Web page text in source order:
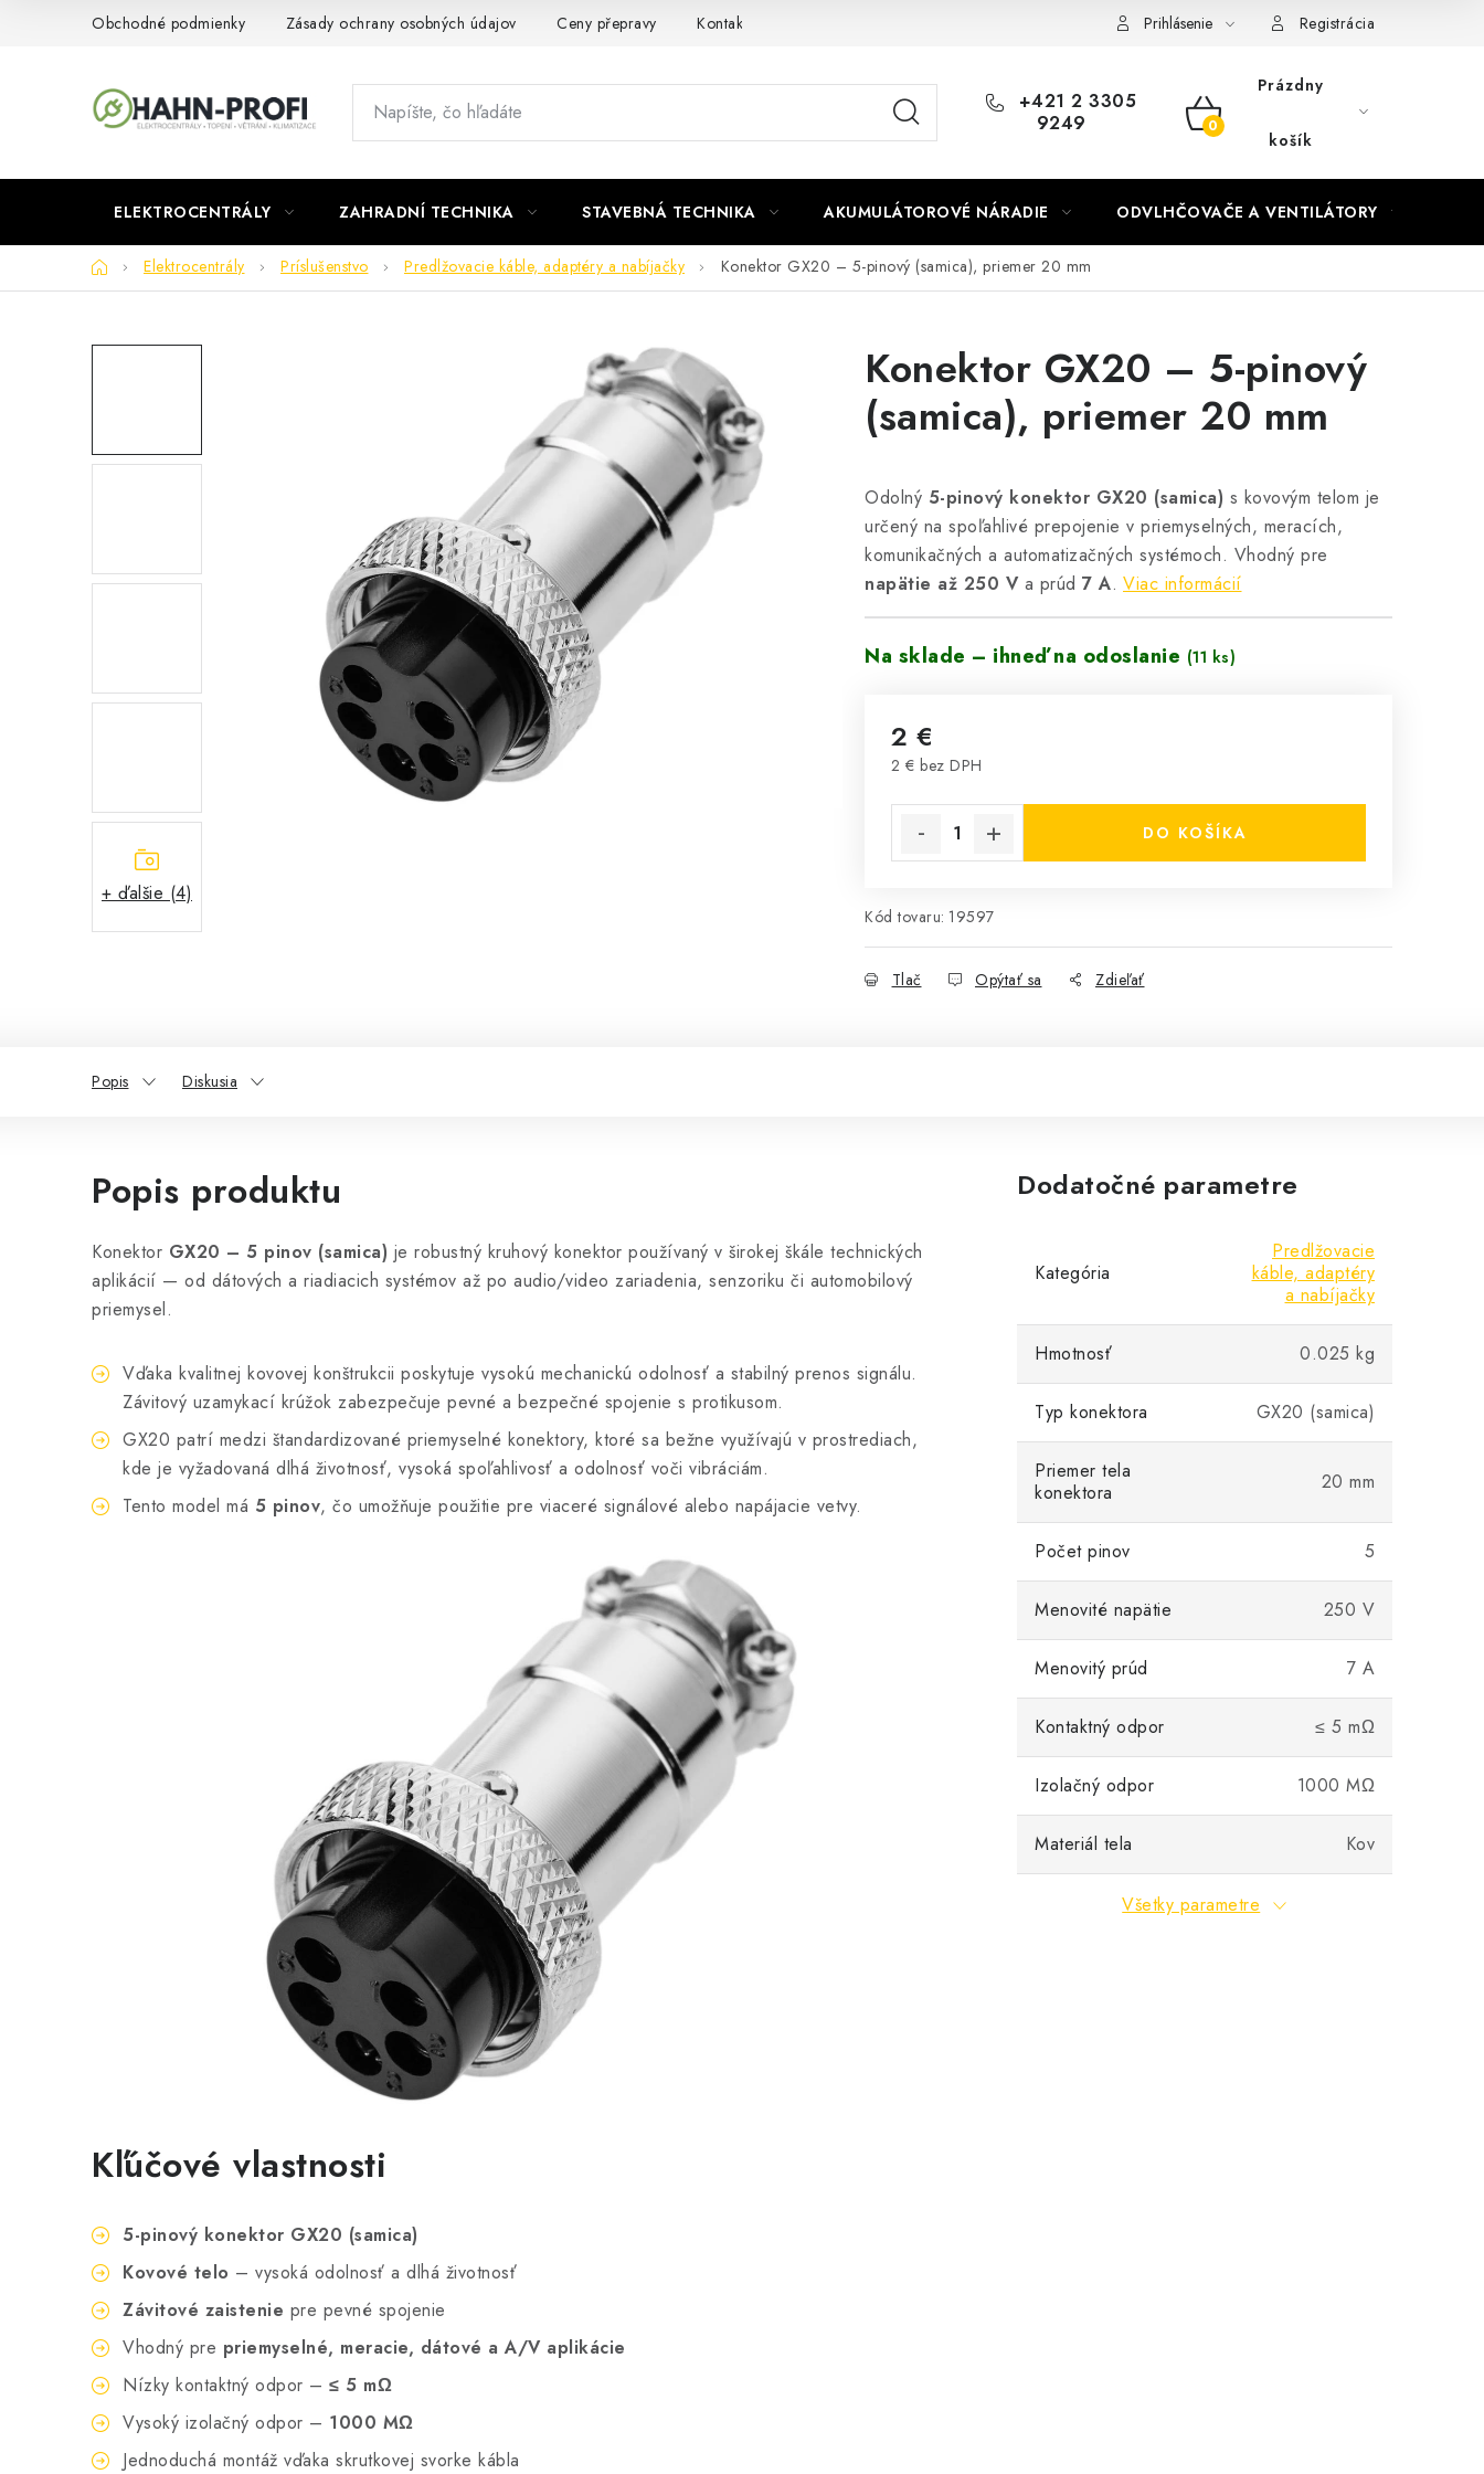
Obchodné podmienky Zásady ochrany osobných údajov Ceny přepravy Kontakty Prihlásenie Registrácia
+421 2 3305
9249
NÁKUPNÝ
Prázdny
košík
ELEKTROCENTRÁLY ZAHRADNÍ TECHNIKA STAVEBNÁ TECHNIKA AKUMULÁTOROVÉ NÁRADIE ODVLHČOVAČE A VENTILÁTORY
DomovElektrocentrály Príslušenstvo Predlžovacie káble, adaptéry a nabíjačky Konektor GX20 – 5-pinový (samica), priemer 20 mm
+ ďalšie (4)
Konektor GX20 – 5-pinový
(samica), priemer 20 mm
Odolný 5-pinový konektor GX20 (samica) s kovovým telom je
určený na spoľahlivé prepojenie v priemyselných, meracích,
komunikačných a automatizačných systémoch. Vhodný pre
napätie až 250 Va prúd 7 A. Viac informácií
Na sklade – ihneď na odoslanie (11 ks)
2 €
2 € bez DPH
DO KOŠÍKA
Kód tovaru: 19597
Tlač Opýtať sa Zdieľať
Popis Diskusia
Popis produktu
Konektor GX20 – 5 pinov (samica) je robustný kruhový konektor používaný v širokej škále technických
aplikácií — od dátových a riadiacich systémov až po audio/video zariadenia, senzoriku či automobilový
priemysel.
Vďaka kvalitnej kovovej konštrukcii poskytuje vysokú mechanickú odolnosť a stabilný prenos signálu.
Závitový uzamykací krúžok zabezpečuje pevné a bezpečné spojenie s protikusom.
GX20 patrí medzi štandardizované priemyselné konektory, ktoré sa bežne využívajú v prostrediach,
kde je vyžadovaná dlhá životnosť, vysoká spoľahlivosť a odolnosť voči vibráciám.
Tento model má 5 pinov, čo umožňuje použitie pre viaceré signálové alebo napájacie vetvy.
Kľúčové vlastnosti
5-pinový konektor GX20 (samica)
Kovové telo – vysoká odolnosť a dlhá životnosť
Závitové zaistenie pre pevné spojenie
Vhodný pre priemyselné, meracie, dátové a A/V aplikácie
Nízky kontaktný odpor – ≤ 5 mΩ
Vysoký izolačný odpor – 1000 MΩ
Jednoduchá montáž vďaka skrutkovej svorke kábla
Dodatočné parametre
Kategória
Predlžovacie
káble, adaptéry
a nabíjačky
Hmotnosť 0.025 kg
Typ konektora GX20 (samica)
Priemer tela
konektora
20 mm
Počet pinov 5
Menovité napätie 250 V
Menovitý prúd 7 A
Kontaktný odpor ≤ 5 mΩ
Izolačný odpor 1000 MΩ
Materiál tela Kov
Všetky parametre